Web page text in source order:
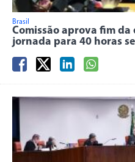
Brasil
Comissão aprova fim da
jornada para 40 horas